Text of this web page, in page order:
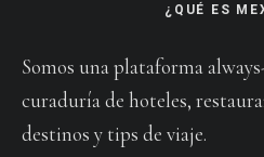
¿QUÉ ES
Somos una plataforma
curaduría de hoteles,
destinos y tips de viaje.